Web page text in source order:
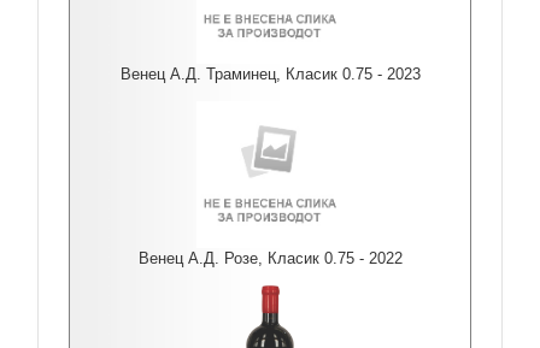
Венец А.Д. Траминец, Класик 0.75 - 2023
Венец А.Д. Розе, Класик 0.75 - 2022